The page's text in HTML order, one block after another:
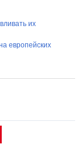
их
европейских